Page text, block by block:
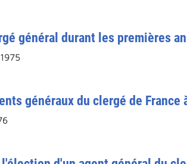
général durant les premières
généraux du clergé de France